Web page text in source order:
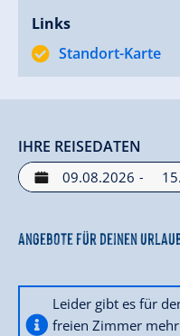
Links
Standort-Karte
IHRE REISEDATEN
-
Angebote für deinen
Leider gibt es für
freien Zimmer